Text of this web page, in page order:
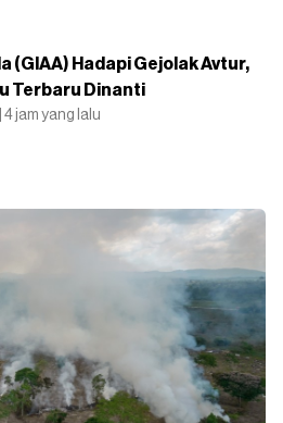
(GIAA) Hadapi Gejolak Avtur,
Terbaru Dinanti
| 4 jam yang lalu